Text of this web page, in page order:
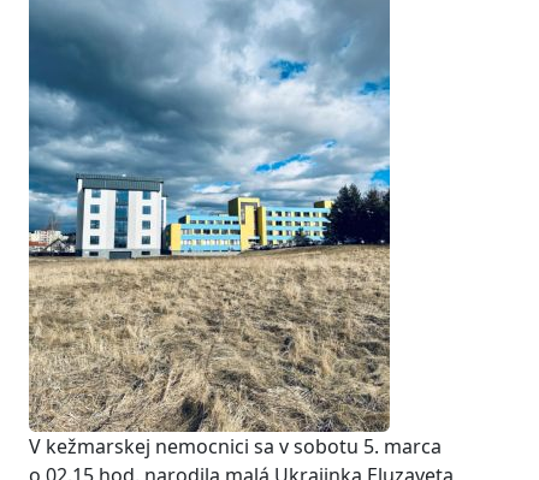
V kežmarskej nemocnici sa v sobotu 5. marca